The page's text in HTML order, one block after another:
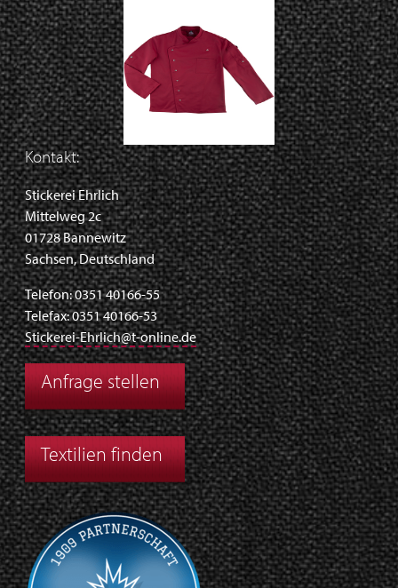
Kochjacke mit
Bestickung ab 23,20€
Kontakt:
Stickerei Ehrlich
Mittelweg 2c
01728 Bannewitz
Sachsen, Deutschland
Telefon: 0351 40166-55
Telefax: 0351 40166-53
Stickerei-Ehrlich@t-online.de
Anfrage stellen
Textilien finden